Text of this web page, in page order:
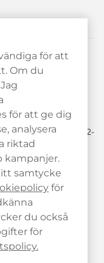
oss gärna!
må-fre 12-
för att
Om du
för att ge dig
analysera
riktad
kampanjer.
samtycke
för
du också
för